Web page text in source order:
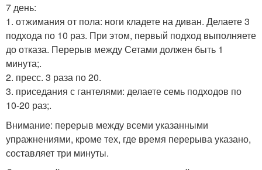
7 день:
1. отжимания от пола: ноги кладете на диван. Делаете 3
подхода по 10 раз. При этом, первый подход выполняете
до отказа. Перерыв между Сетами должен быть 1
минута;.
2. пресс. 3 раза по 20.
3. приседания с гантелями: делаете семь подходов по
10-20 раз;.
Внимание: перерыв между всеми указанными
упражнениями, кроме тех, где время перерыва указано,
составляет три минуты.